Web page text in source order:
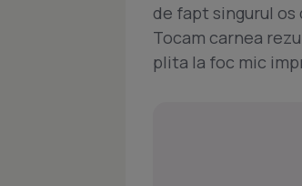
de fapt singurul os
Tocam carnea
plita la foc mic